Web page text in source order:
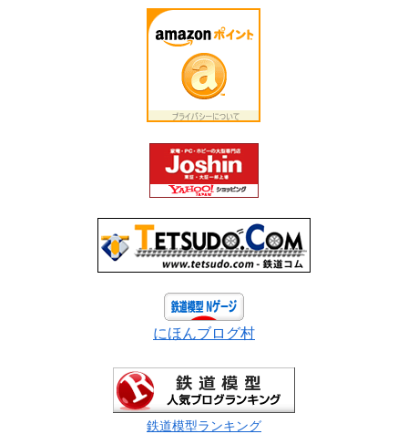
にほんブログ村
鉄道模型ランキング